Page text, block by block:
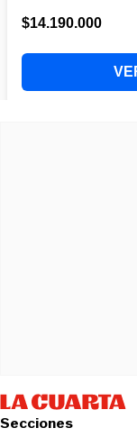
Secciones